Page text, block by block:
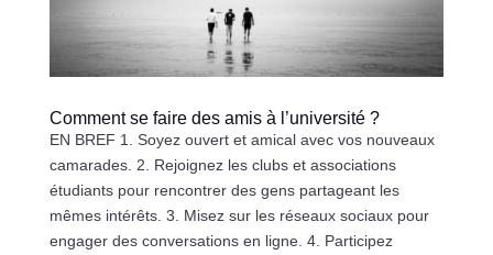
Comment se faire des amis à l’université ?
EN BREF 1. Soyez ouvert et amical avec vos nouveaux
camarades. 2. Rejoignez les clubs et associations
étudiants pour rencontrer des gens partageant les
mêmes intérêts. 3. Misez sur les réseaux sociaux pour
engager des conversations en ligne. 4. Participez